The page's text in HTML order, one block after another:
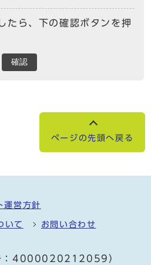
たら、下の確認ボタンを押
確認
ページの先頭へ戻る
運営方針
いて お問い合わせ
：4000020212059）